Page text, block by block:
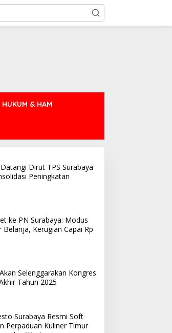
HUKUM & HAM
Dirut TPS Surabaya
Peningkatan
ke PN Surabaya: Modus
Belanja, Kerugian Capai Rp
Selenggarakan Kongres
Tahun 2025
Surabaya Resmi Soft
Perpaduan Kuliner Timur